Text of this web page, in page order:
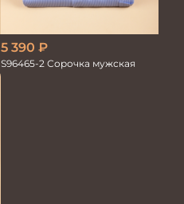
5 390 ₽
S96465-2 Сорочка мужская